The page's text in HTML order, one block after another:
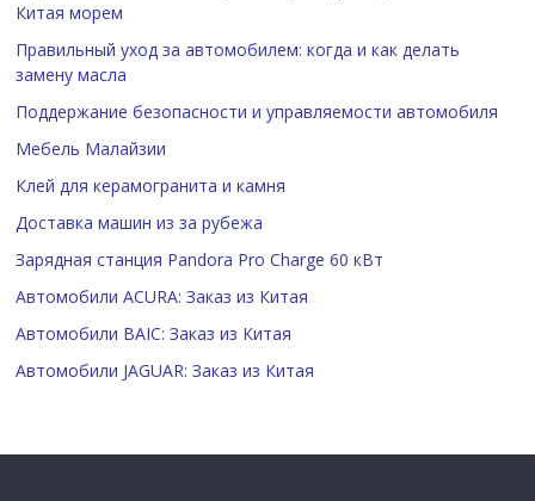
Китая морем
Правильный уход за автомобилем: когда и как делать
замену масла
Поддержание безопасности и управляемости автомобиля
Мебель Малайзии
Клей для керамогранита и камня
Доставка машин из за рубежа
Зарядная станция Pandora Pro Charge 60 кВт
Автомобили ACURA: Заказ из Китая
Автомобили BAIC: Заказ из Китая
Автомобили JAGUAR: Заказ из Китая